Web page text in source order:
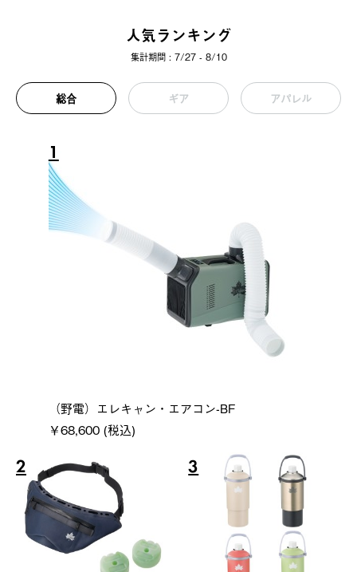
人気ランキング
集計期間 : 7/27 - 8/10
総合 ギア アパレル
1
（野電）エレキャン・エアコン-BF
￥68,600 (税込)
2 3